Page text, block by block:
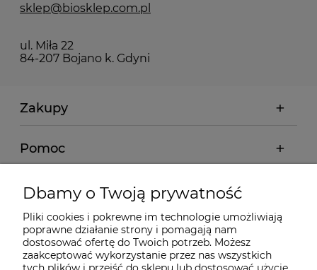
sklep@biosklep.com.pl
ul. Miła 22
84-207 Bojano k. Gdyni
Zakupy
Pomoc
Moje konto
Informacje
Dbamy o Twoją prywatność
Pliki cookies i pokrewne im technologie umożliwiają
poprawne działanie strony i pomagają nam
dostosować ofertę do Twoich potrzeb. Możesz
zaakceptować wykorzystanie przez nas wszystkich